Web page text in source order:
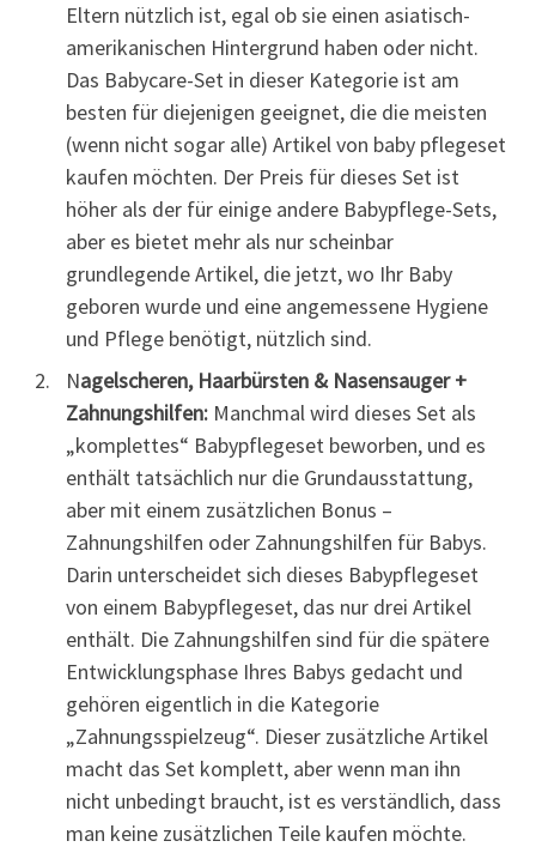
Eltern nützlich ist, egal ob sie einen asiatisch-
amerikanischen Hintergrund haben oder nicht.
Das Babycare-Set in dieser Kategorie ist am
besten für diejenigen geeignet, die die meisten
(wenn nicht sogar alle) Artikel von baby pflegeset
kaufen möchten. Der Preis für dieses Set ist
höher als der für einige andere Babypflege-Sets,
aber es bietet mehr als nur scheinbar
grundlegende Artikel, die jetzt, wo Ihr Baby
geboren wurde und eine angemessene Hygiene
und Pflege benötigt, nützlich sind.
Nagelscheren, Haarbürsten & Nasensauger +
Zahnungshilfen: Manchmal wird dieses Set als
„komplettes“ Babypflegeset beworben, und es
enthält tatsächlich nur die Grundausstattung,
aber mit einem zusätzlichen Bonus –
Zahnungshilfen oder Zahnungshilfen für Babys.
Darin unterscheidet sich dieses Babypflegeset
von einem Babypflegeset, das nur drei Artikel
enthält. Die Zahnungshilfen sind für die spätere
Entwicklungsphase Ihres Babys gedacht und
gehören eigentlich in die Kategorie
„Zahnungsspielzeug“. Dieser zusätzliche Artikel
macht das Set komplett, aber wenn man ihn
nicht unbedingt braucht, ist es verständlich, dass
man keine zusätzlichen Teile kaufen möchte.